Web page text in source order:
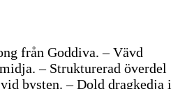
från Goddiva. – Vävd
– Strukturerad överdel
bysten. – Dold dragkedja i